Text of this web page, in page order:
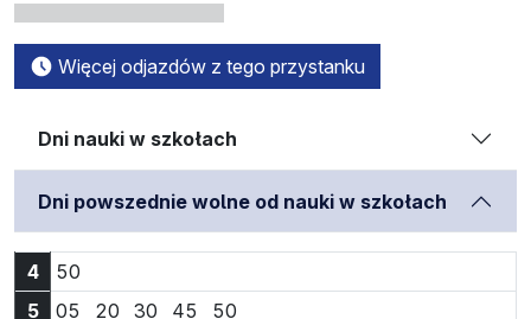
Więcej odjazdów z tego przystanku
Dni nauki w szkołach
Dni powszednie wolne od nauki w szkołach
4 50
5
05 Godzina 5:05
20 Godzina 5:20
30 Godzina 5:30
45 Godzina 5:45
50